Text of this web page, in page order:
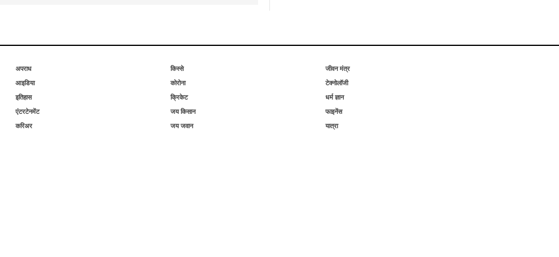
अपराध
आइडिया
इतिहास
एंटरटेनमेंट
करिअर
किस्से
कोरोना
क्रिकेट
जय किसान
जय जवान
जीवन मंत्र
टेक्नोलॉजी
धर्म ज्ञान
फाइनेंस
यात्रा